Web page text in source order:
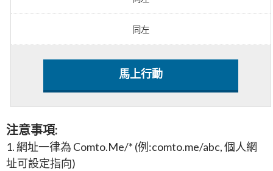
同左
馬上行動
注意事項:
1. 網址一律為 Comto.Me/* (例:comto.me/abc, 個人網
址可設定指向)